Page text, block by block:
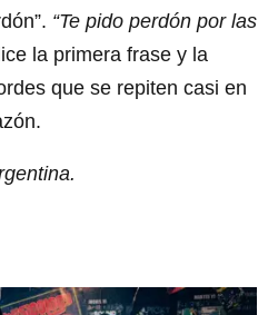
“Te pido perdón por las
la primera frase y la
que se repiten casi en